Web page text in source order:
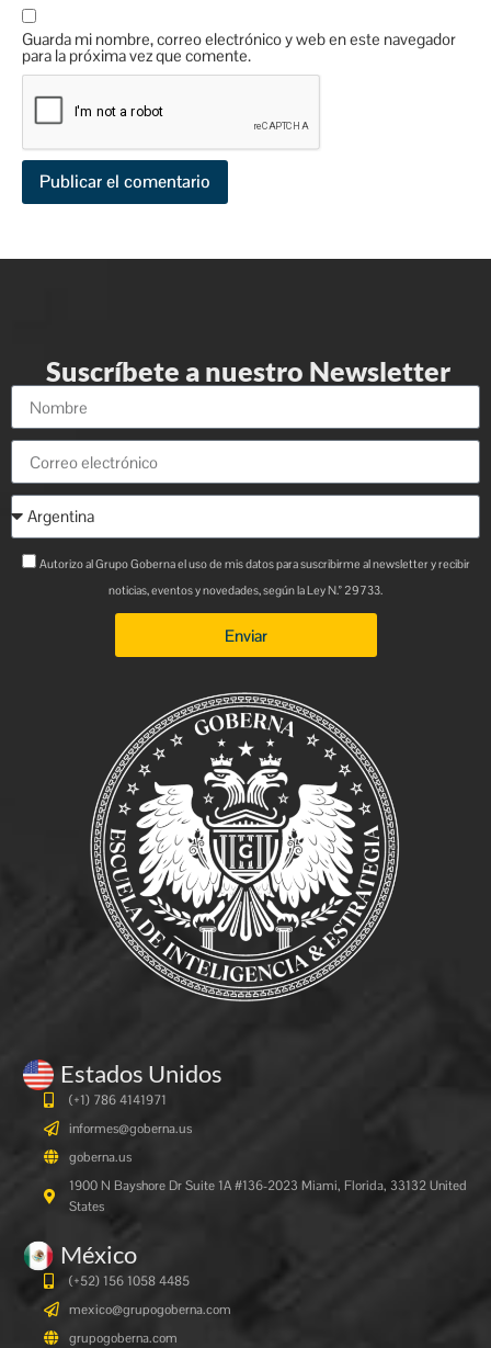
Guarda mi nombre, correo electrónico y web en este navegador
para la próxima vez que comente.
Suscríbete a nuestro Newsletter
Autorizo al Grupo Goberna el uso de mis datos para suscribirme al newsletter y recibir
noticias, eventos y novedades, según la Ley N.° 29733.
Enviar
Estados Unidos
(+1) 786 4141971
informes@goberna.us
goberna.us
1900 N Bayshore Dr Suite 1A #136-2023 Miami, Florida, 33132 United
States
México
(+52) 156 1058 4485
mexico@grupogoberna.com
grupogoberna.com